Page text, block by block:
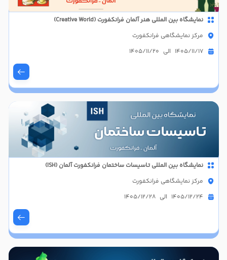
نمایشگاه بین المللی هنر آلمان فرانکفورت (Creative World)
مرکز نمایشگاهی فرانکفورت
1405/11/17 الی 1405/11/20
نمایشگاه بین المللی تـاسیسات ساختمان فرانکفورت آلمان (ISH)
مرکز نمایشگاهی فرانکفورت
1405/12/24 الی 1405/12/28